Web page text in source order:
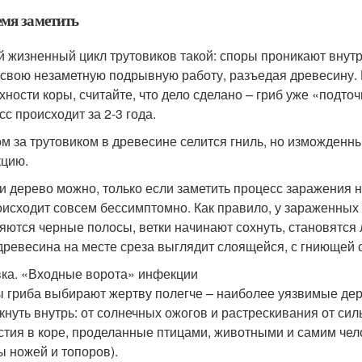
заметить
цикл трутовиков такой: споры проникают
незаметную подрывную работу, разъедая
коры, считайте, что дело сделано – гриб уже
происходит за 2-3 года.
за трутовиком в древесине селится гниль, но
дерево можно, только если заметить процесс заражения
совсем бессимптомно. Как правило, у
черные полосы, ветки начинают сохнуть,
на месте среза выглядит слоящейся, с гниющей
«Входные ворота» инфекции
выбирают жертву полегче – наиболее уязвимые
внутрь: от солнечных ожогов и растрескивания от
в коре, проделанные птицами, животными и самим
ножей и топоров).